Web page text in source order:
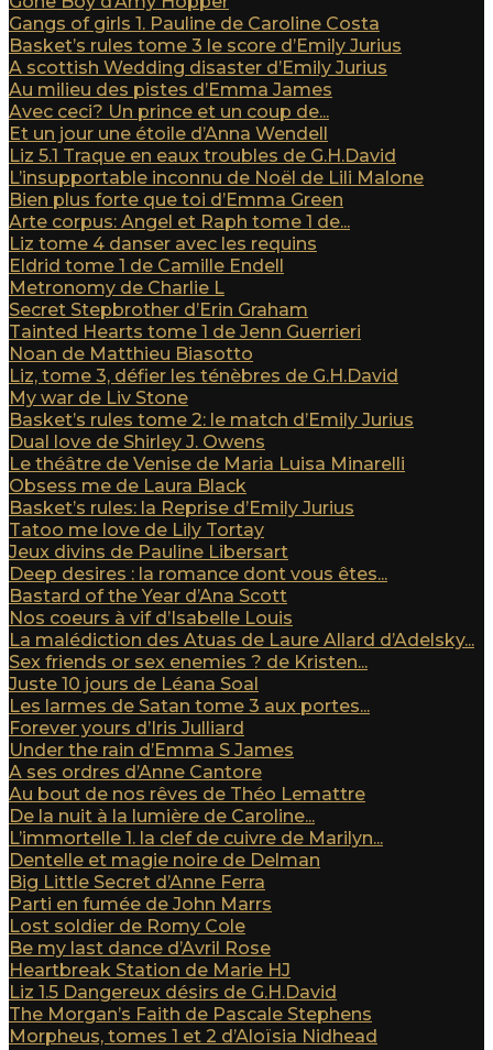
Gangs of girls 1. Pauline de Caroline Costa
Basket’s rules tome 3 le score d’Emily Jurius
A scottish Wedding disaster d’Emily Jurius
Au milieu des pistes d’Emma James
Avec ceci? Un prince et un coup de...
Et un jour une étoile d’Anna Wendell
Liz 5.1 Traque en eaux troubles de G.H.David
L’insupportable inconnu de Noël de Lili Malone
Bien plus forte que toi d’Emma Green
Arte corpus: Angel et Raph tome 1 de...
Liz tome 4 danser avec les requins
Eldrid tome 1 de Camille Endell
Metronomy de Charlie L
Secret Stepbrother d’Erin Graham
Tainted Hearts tome 1 de Jenn Guerrieri
Noan de Matthieu Biasotto
Liz, tome 3, défier les ténèbres de G.H.David
My war de Liv Stone
Basket’s rules tome 2: le match d’Emily Jurius
Dual love de Shirley J. Owens
Le théâtre de Venise de Maria Luisa Minarelli
Obsess me de Laura Black
Basket’s rules: la Reprise d’Emily Jurius
Tatoo me love de Lily Tortay
Jeux divins de Pauline Libersart
Deep desires : la romance dont vous êtes...
Bastard of the Year d’Ana Scott
Nos coeurs à vif d’Isabelle Louis
La malédiction des Atuas de Laure Allard d’Adelsky...
Sex friends or sex enemies ? de Kristen...
Juste 10 jours de Léana Soal
Les larmes de Satan tome 3 aux portes...
Forever yours d’Iris Julliard
Under the rain d’Emma S James
A ses ordres d’Anne Cantore
Au bout de nos rêves de Théo Lemattre
De la nuit à la lumière de Caroline...
L’immortelle 1. la clef de cuivre de Marilyn...
Dentelle et magie noire de Delman
Big Little Secret d’Anne Ferra
Parti en fumée de John Marrs
Lost soldier de Romy Cole
Be my last dance d’Avril Rose
Heartbreak Station de Marie HJ
Liz 1.5 Dangereux désirs de G.H.David
The Morgan’s Faith de Pascale Stephens
Morpheus, tomes 1 et 2 d’Aloïsia Nidhead